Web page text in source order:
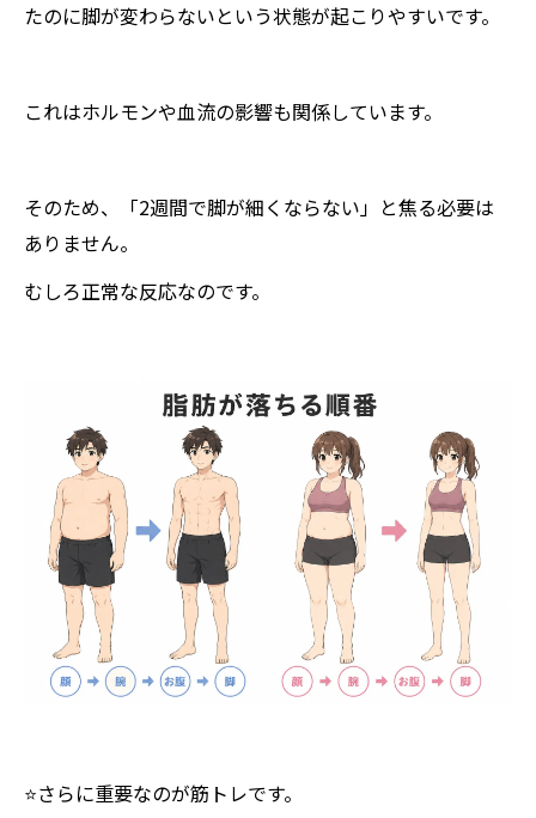
たのに脚が変わらないという状態が起こりやすいです。
これはホルモンや血流の影響も関係しています。
そのため、「2週間で脚が細くならない」と焦る必要は
ありません。
むしろ正常な反応なのです。
⭐️さらに重要なのが筋トレです。